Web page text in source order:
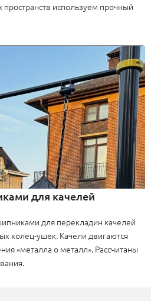
используем прочный
для качелей
для перекладин качелей
колец-ушек. Качели двигаются
«металла о металл». Рассчитаны